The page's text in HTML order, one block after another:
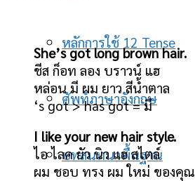
หลักการใช้ 12 Tense
ศัพท์ภาษาอังกฤษ
บทสนทนาพื้นฐาน
She’s got long brown hair.
ชีส ก็อท ลอง บราวน์ แฮ
หล่อน มี ผม ยาว สีน้ำตาล
‘s got > has got = มี
I like your new hair style.
ไอ ไลค ยัว นิว แฮ สไตล์
ผม ชอบ ทรง ผม ใหม่ ของคุณ